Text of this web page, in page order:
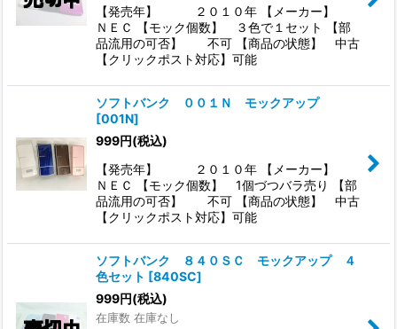
【発売年】 ２０１０年 【メーカー】
ＮＥＣ 【モック個数】 ３色で１セット 【部
品流用の可否】 不可 【商品の状態】 中古
【クリックポスト対応】可能
ソフトバンク ００１Ｎ モックアップ
[001N]
999円(税込)
【発売年】 ２０１０年 【メーカー】
ＮＥＣ 【モック個数】 1個づつバラ売り 【部
品流用の可否】 不可 【商品の状態】 中古
【クリックポスト対応】可能
ソフトバンク ８４０ＳＣ モックアップ ４
色セット [840SC]
999円(税込)
在庫数 在庫なし